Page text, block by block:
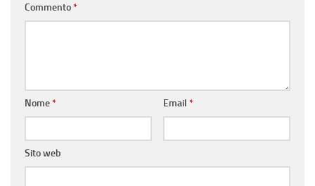
Commento*
Nome* Email *
Sito web